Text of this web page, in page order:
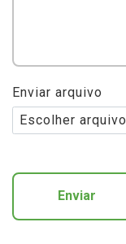
Enviar arquivo
Escolher arquivo
Enviar